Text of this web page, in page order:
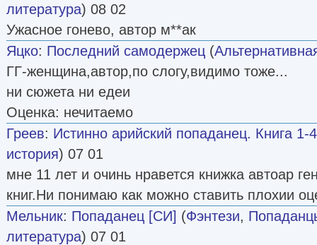
литература) 08 02
Ужасное гонево, автор м**ак
Яцко: Последний самодержец (
ГГ-женщина,автор,по слогу,видимо тоже...
ни сюжета ни едеи
Оценка: нечитаемо
Греев: Истинно арийский попаданец. Книга 1-4
история) 07 01
мне 11 лет и очинь нравется книжка автоар
книг.Ни понимаю как можно ставить плохии
Мельник: Попаданец [СИ] (Фэнтези,
литература) 07 01